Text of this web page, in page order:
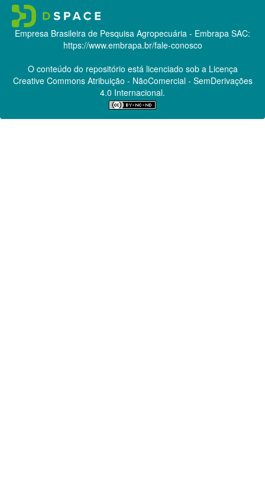
Empresa Brasileira de Pesquisa Agropecuária - Embrapa SAC:
https://www.embrapa.br/fale-conosco
O conteúdo do repositório está licenciado sob a Licença
Creative CommonsAtribuição - NãoComercial - SemDerivações
4.0 Internacional.